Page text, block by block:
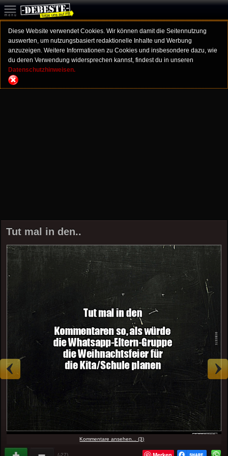
Diese Website verwendet Cookies. Wir können damit die Seitennutzung
auswerten, um nutzungsbasiert redaktionelle Inhalte und Werbung
anzuzeigen. Weitere Informationen zu Cookies und insbesondere dazu, wie
du deren Verwendung widersprechen kannst, findest du in unseren
Datenschutzhinweisen.
Tut mal in den..
Kommentare ansehen... (3)
(-27)